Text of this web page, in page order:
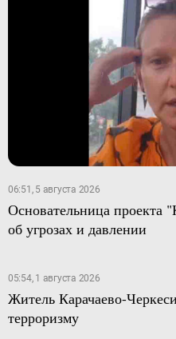
06:51, 5 августа 2026
Основательница проекта
об угрозах и давлении
05:54, 1 августа 2026
Житель Карачаево-
терроризму